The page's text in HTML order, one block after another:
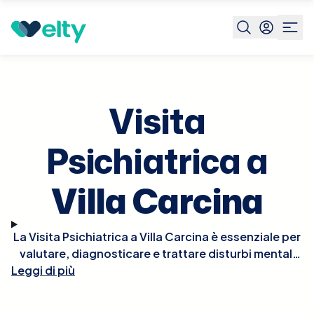
Prenota visita Villa Carcina
Visita
Psichiatrica a
Villa Carcina
La Visita Psichiatrica a Villa Carcina è essenziale per
valutare, diagnosticare e trattare disturbi mentali
come depressione, ansia, disturbi bipolari,
Leggi di più